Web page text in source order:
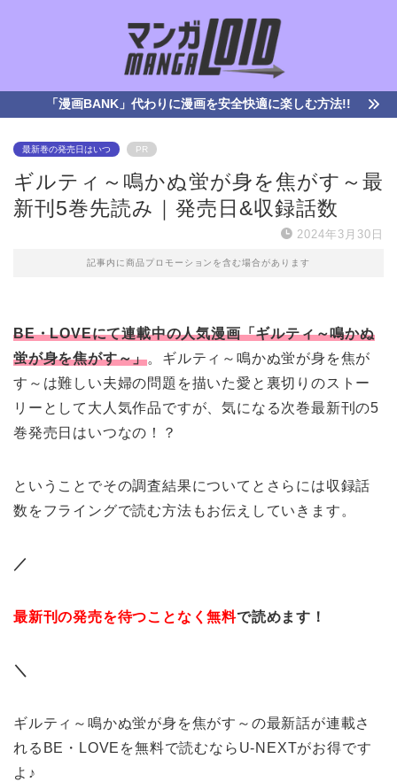
「漫画BANK」代わりに漫画を安全快適に楽しむ方法!!
最新巻の発売日はいつ PR
ギルティ～鳴かぬ蛍が身を焦がす～最
新刊5巻先読み｜発売日&収録話数
2024年3月30日
記事内に商品プロモーションを含む場合があります
BE・LOVEにて連載中の人気漫画「ギルティ～鳴かぬ
蛍が身を焦がす～」。ギルティ～鳴かぬ蛍が身を焦が
す～は難しい夫婦の問題を描いた愛と裏切りのストー
リーとして大人気作品ですが、気になる次巻最新刊の5
巻発売日はいつなの！？
ということでその調査結果についてとさらには収録話
数をフライングで読む方法もお伝えしていきます。
／
最新刊の発売を待つことなく無料で読めます！
＼
ギルティ～鳴かぬ蛍が身を焦がす～の最新話が連載さ
れるBE・LOVEを無料で読むならU-NEXTがお得です
よ♪